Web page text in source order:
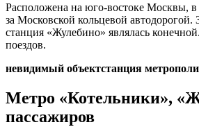
Расположена на юго-востоке Москвы,
за Московской кольцевой
станция «Жулебино» являлась
поездов.
невидимый объектстанция
Метро «Котельники»,
пассажиров